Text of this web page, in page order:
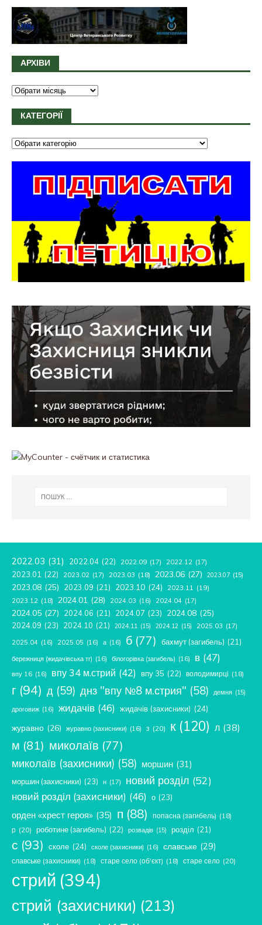
АРХІВИ
КАТЕГОРІЇ
2022.03 (31) 2022.04 (22) 2022.09 (17) 2022.12 (17)
2023.01 (22) 2023.02 (17) 2023.03 (18) 2023.06 (27) 2023.07 (15)
2023.08 (25) 2023.09 (21) 2023.10 (24) 2023.11 (19)
2023.12 (18) 2024.01 (28) 2024.03 (16) 2024.04 (17)
2024.05 (27) 2024.06 (21) 2024.07 (23) 2024.08 (25)
2024.09 (23) 2024.10 (21) 2024.11 (15) 2024.12 (15) 2025.03 (17)
2025.04 (16) 2025.05 (16) а (16) б (77) бахмут (загибель) (21)
бережниця (жидачівська тг) (16) білогорівка (загибель) (16) в (47)
впу 16 (16) впу 34 м.стрий (42) впу 35 (22) володимирці (18)
г (94) д (59) днз "впу №8 м.стрия" (58) демня (15)
дроговиж (16) жидачів (46) жидачів (захисники) (24)
журавно (26) журавно (захисники) (16) з (20) к (120) л (38)
м (81) миколаїв (77)
миколаїв (захисники) (58) моршин (31)
моршин (захисники) (23) н (17) новий розділ (52)
новий розділ (захисники) (46) о (23)
орден «хрест героя» (35) п (88) попасна (загибель) (18)
р (20) роботине (загибель) (22) розвадів (15) розділ (21)
с (93) сколе (24) сколе (захисники) (16) славське (29)
славське (захисники) (18) старе село (об'єкт) (18) старе село (20)
стрий (394)
стрий (захисники) (213)